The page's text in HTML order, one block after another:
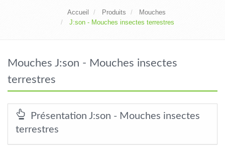
Accueil Produits
Mouches
J:son - Mouches insectes terrestres
Mouches J:son - Mouches insectes
terrestres
Présentation J:son - Mouches insectes
terrestres